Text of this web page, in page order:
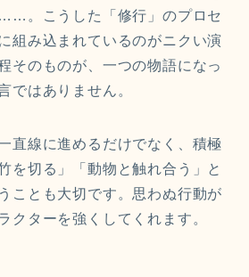
。こうした「修行」のプロセ
組み込まれているのがニクい演
そのものが、一つの物語になっ
ではありません。
直線に進めるだけでなく、積極
を切る」「動物と触れ合う」と
ことも大切です。思わぬ行動が
クターを強くしてくれます。